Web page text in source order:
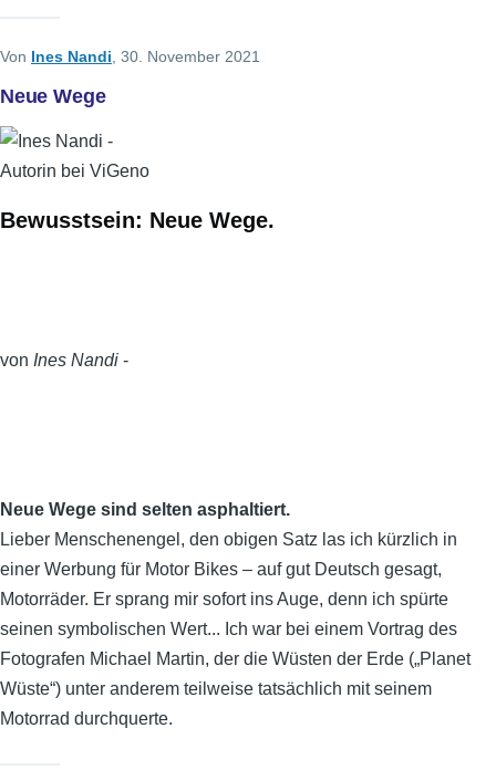
Von Ines Nandi , 30. November 2021
Neue Wege
Bewusstsein: Neue Wege.
von Ines Nandi -
Neue Wege sind selten asphaltiert.
Lieber Menschenengel, den obigen Satz las ich kürzlich in
einer Werbung für Motor Bikes – auf gut Deutsch gesagt,
Motorräder. Er sprang mir sofort ins Auge, denn ich spürte
seinen symbolischen Wert... Ich war bei einem Vortrag des
Fotografen Michael Martin, der die Wüsten der Erde („Planet
Wüste“) unter anderem teilweise tatsächlich mit seinem
Motorrad durchquerte.